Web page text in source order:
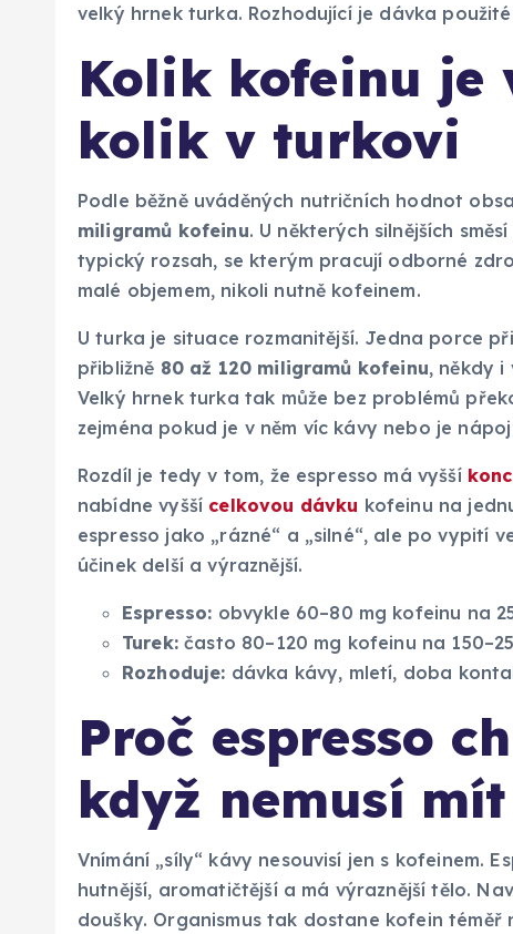
velký hrnek turka. Rozhodující je dávka
Kolik kofeinu je
kolik v turkovi
Podle běžně uváděných nutričních hodnot
miligramů kofeinu. U některých silnějších
typický rozsah, se kterým pracují odborné
malé objemem, nikoli nutně kofeinem.
U turka je situace rozmanitější. Jedna porce
přibližně 80 až 120 miligramů kofeinu, někdy i
Velký hrnek turka tak může bez problémů
zejména pokud je v něm víc kávy nebo je
Rozdíl je tedy v tom, že espresso má vyšší
nabídne vyšší celkovou dávku kofeinu na
espresso jako „rázné“ a „silné“, ale po vypití
účinek delší a výraznější.
Espresso: obvykle 60–80 mg kofeinu na
Turek:často 80–120 mg kofeinu na
Rozhoduje: dávka kávy, mletí, doba
Proč espresso
když nemusí
Vnímání „síly“ kávy nesouvisí jen s kofeinem.
hutnější, aromatičtější a má výraznější tělo.
doušky. Organismus tak dostane kofein